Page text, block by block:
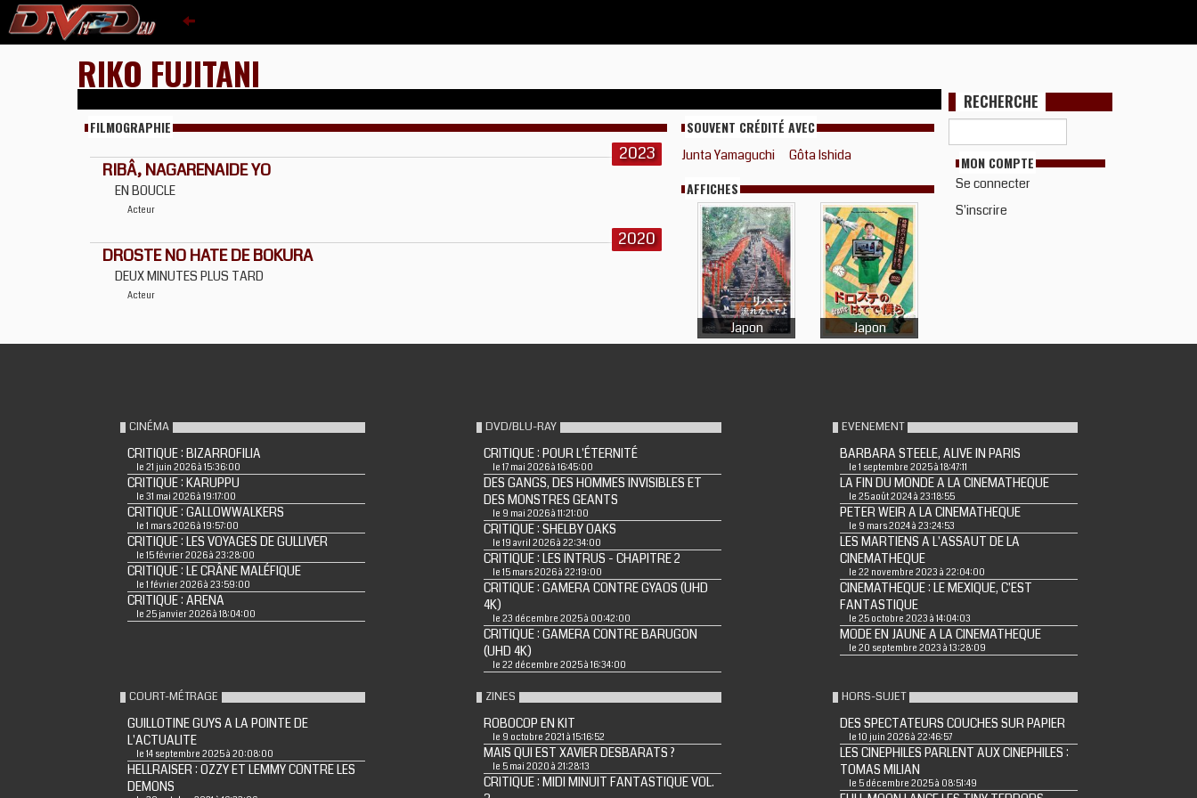
RIKO FUJITANI
FILMOGRAPHIE
2023
RIBÂ, NAGARENAIDE YO
EN BOUCLE
Acteur
2020
DROSTE NO HATE DE BOKURA
DEUX MINUTES PLUS TARD
Acteur
SOUVENT CRÉDITÉ AVEC
Junta Yamaguchi Gôta Ishida
AFFICHES
Japon Japon
RECHERCHE
MON COMPTE
Se connecter
S'inscrire
CINÉMA
CRITIQUE : BIZARROFILIA
le 21 juin 2026 à 15:36:00
CRITIQUE : KARUPPU
le 31 mai 2026 à 19:17:00
CRITIQUE : GALLOWWALKERS
le 1 mars 2026 à 19:57:00
CRITIQUE : LES VOYAGES DE GULLIVER
le 15 février 2026 à 23:28:00
CRITIQUE : LE CRÂNE MALÉFIQUE
le 1 février 2026 à 23:59:00
CRITIQUE : ARENA
le 25 janvier 2026 à 18:04:00
DVD/BLU-RAY
CRITIQUE : POUR L'ÉTERNITÉ
le 17 mai 2026 à 16:45:00
DES GANGS, DES HOMMES INVISIBLES ET
DES MONSTRES GEANTS
le 9 mai 2026 à 11:21:00
CRITIQUE : SHELBY OAKS
le 19 avril 2026 à 22:34:00
CRITIQUE : LES INTRUS - CHAPITRE 2
le 15 mars 2026 à 22:19:00
CRITIQUE : GAMERA CONTRE GYAOS (UHD
4K)
le 23 décembre 2025 à 00:42:00
CRITIQUE : GAMERA CONTRE BARUGON
(UHD 4K)
le 22 décembre 2025 à 16:34:00
EVENEMENT
BARBARA STEELE, ALIVE IN PARIS
le 1 septembre 2025 à 18:47:11
LA FIN DU MONDE A LA CINEMATHEQUE
le 25 août 2024 à 23:18:55
PETER WEIR A LA CINEMATHEQUE
le 9 mars 2024 à 23:24:53
LES MARTIENS A L'ASSAUT DE LA
CINEMATHEQUE
le 22 novembre 2023 à 22:04:00
CINEMATHEQUE : LE MEXIQUE, C'EST
FANTASTIQUE
le 25 octobre 2023 à 14:04:03
MODE EN JAUNE A LA CINEMATHEQUE
le 20 septembre 2023 à 13:28:09
COURT-MÉTRAGE
GUILLOTINE GUYS A LA POINTE DE
L'ACTUALITE
le 14 septembre 2025 à 20:08:00
HELLRAISER : OZZY ET LEMMY CONTRE LES
DEMONS
ZINES
ROBOCOP EN KIT
le 9 octobre 2021 à 15:16:52
MAIS QUI EST XAVIER DESBARATS ?
le 5 mai 2020 à 21:28:13
CRITIQUE : MIDI MINUIT FANTASTIQUE VOL.
HORS-SUJET
DES SPECTATEURS COUCHES SUR PAPIER
le 10 juin 2026 à 22:46:57
LES CINEPHILES PARLENT AUX CINEPHILES :
TOMAS MILIAN
le 5 décembre 2025 à 08:51:49